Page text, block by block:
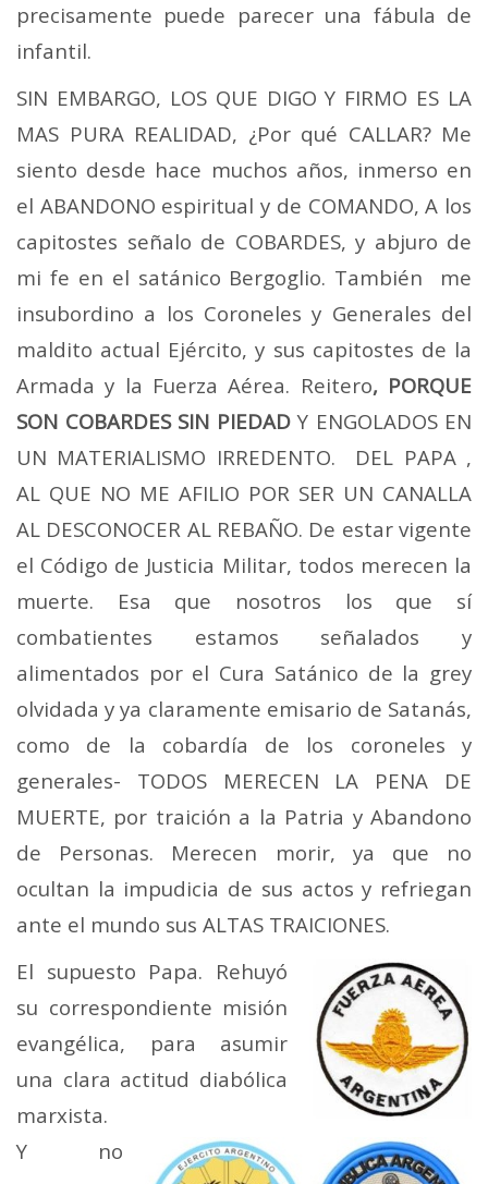
precisamente puede parecer una fábula de
infantil.
SIN EMBARGO, LOS QUE DIGO Y FIRMO ES LA
MAS PURA REALIDAD, ¿Por qué CALLAR? Me
siento desde hace muchos años, inmerso en
el ABANDONO espiritual y de COMANDO, A los
capitostes señalo de COBARDES, y abjuro de
mi fe en el satánico Bergoglio. También me
insubordino a los Coroneles y Generales del
maldito actual Ejército, y sus capitostes de la
Armada y la Fuerza Aérea. Reitero, PORQUE
SON COBARDES SIN PIEDADY ENGOLADOS EN
UN MATERIALISMO IRREDENTO. DEL PAPA ,
AL QUE NO ME AFILIO POR SER UN CANALLA
AL DESCONOCER AL REBAÑO. De estar vigente
el Código de Justicia Militar, todos merecen la
muerte. Esa que nosotros los que sí
combatientes estamos señalados y
alimentados por el Cura Satánico de la grey
olvidada y ya claramente emisario de Satanás,
como de la cobardía de los coroneles y
generales- TODOS MERECEN LA PENA DE
MUERTE, por traición a la Patria y Abandono
de Personas. Merecen morir, ya que no
ocultan la impudicia de sus actos y refriegan
ante el mundo sus ALTAS TRAICIONES.
El supuesto Papa. Rehuyó
su correspondiente misión
evangélica, para asumir
una clara actitud diabólica
marxista.
Y no